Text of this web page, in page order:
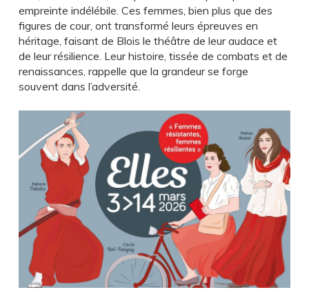
empreinte indélébile. Ces femmes, bien plus que des
figures de cour, ont transformé leurs épreuves en
héritage, faisant de Blois le théâtre de leur audace et
de leur résilience. Leur histoire, tissée de combats et de
renaissances, rappelle que la grandeur se forge
souvent dans l’adversité.